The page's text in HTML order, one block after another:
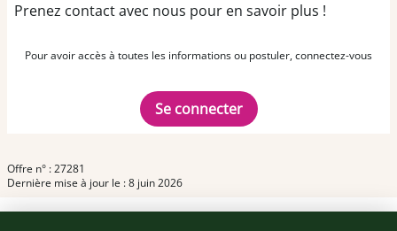
Prenez contact avec nous pour en savoir plus !
Pour avoir accès à toutes les informations ou postuler, connectez-vous
Se connecter
Offre n° : 27281
Dernière mise à jour le : 8 juin 2026